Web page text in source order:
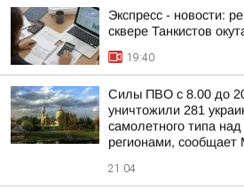
Экспресс - новости:
сквере Танкистов
19:40
Силы ПВО с 8.00 до
уничтожили 281
самолетного типа
регионами,
21:04